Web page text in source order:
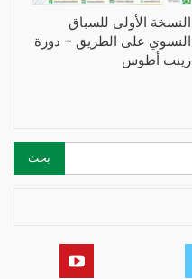
النسخة الأولى للسباق
النسوي على الطريق – دورة
زينب أطوس